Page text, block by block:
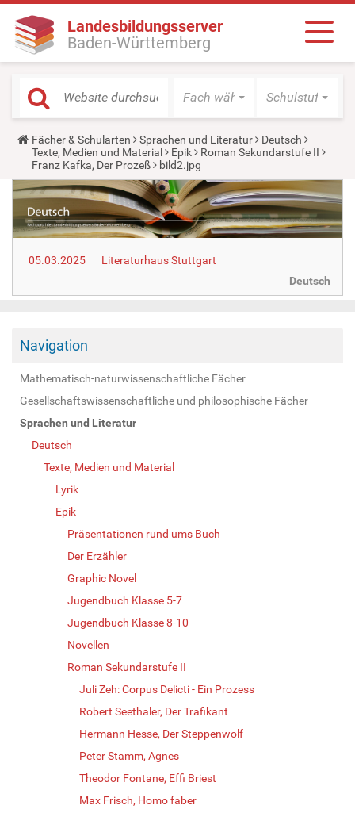
Landesbildungsserver
Baden-Württemberg
Fach wählen Schulstufe
Y
o
u
a
r
e
h
e
r
:
Fächer & Schularten Sprachen und Literatur
Deutsch
Texte, Medien und Material
Epik
Roman Sekundarstufe II
Franz Kafka, Der Prozeß
bild2.jpg
05.03.2025
Literaturhaus Stuttgart
Deutsch
Navigation
Mathematisch-naturwissenschaftliche Fächer
Gesellschaftswissenschaftliche und philosophische Fächer
Sprachen und Literatur
Deutsch
Texte, Medien und Material
Lyrik
Epik
Präsentationen rund ums Buch
Der Erzähler
Graphic Novel
Jugendbuch Klasse 5-7
Jugendbuch Klasse 8-10
Novellen
Roman Sekundarstufe II
Juli Zeh: Corpus Delicti - Ein Prozess
Robert Seethaler, Der Trafikant
Hermann Hesse, Der Steppenwolf
Peter Stamm, Agnes
Theodor Fontane, Effi Briest
Max Frisch, Homo faber